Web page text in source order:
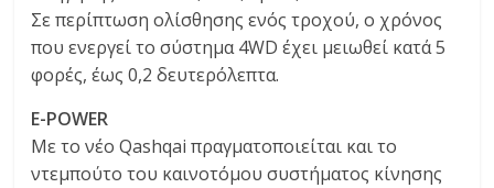
Σε περίπτωση ολίσθησης ενός τροχού, ο χρόνος
που ενεργεί το σύστημα 4WD έχει μειωθεί κατά 5
φορές, έως 0,2 δευτερόλεπτα.
E-POWER
Με το νέο Qashqai πραγματοποιείται και το
ντεμπούτο του καινοτόμου συστήματος κίνησης